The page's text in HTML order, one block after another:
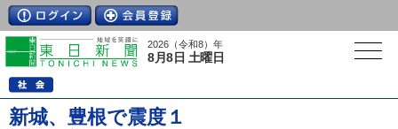
2026（令和8）年
8月8日 土曜日
新城、豊根で震度１